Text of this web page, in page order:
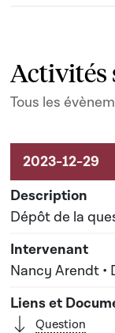
Activités
Tous les
Activités liées
Dépôt de la
Nancy Arendt •
Question